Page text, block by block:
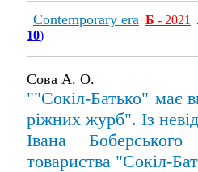
Contemporary era Б - 2021
10)
Сова А. О.
""Сокіл-Батько" має
ріжних журб". Із
Івана
товариства "Сокіл-